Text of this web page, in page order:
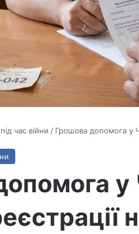
час війни / Грошова допомога у
у